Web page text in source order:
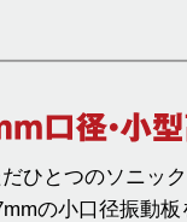
ひとつのソニッ
の小口径振動